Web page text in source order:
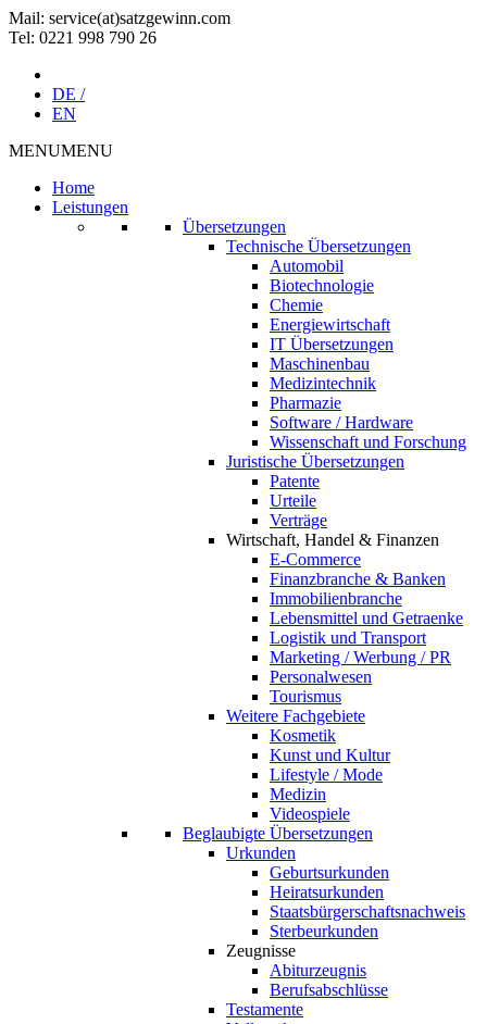
Mail: service(at)satz­gewinn.com
Tel: 0221 998 790 26
DE /
EN
MENUMENU
Home
Leistungen
Übersetzungen
Technische Übersetzungen
Automobil
Biotechnologie
Chemie
Energiewirtschaft
IT Übersetzungen
Maschinenbau
Medizintechnik
Pharmazie
Software / Hardware
Wissenschaft und Forschung
Juristische Übersetzungen
Patente
Urteile
Verträge
Wirtschaft, Handel & Finanzen
E-Commerce
Finanzbranche & Banken
Immobilienbranche
Lebensmittel und Getraenke
Logistik und Transport
Marketing / Werbung / PR
Personalwesen
Tourismus
Weitere Fachgebiete
Kosmetik
Kunst und Kultur
Lifestyle / Mode
Medizin
Videospiele
Beglaubigte Übersetzungen
Urkunden
Geburtsurkunden
Heiratsurkunden
Staatsbürgerschaftsnachweis
Sterbeurkunden
Zeugnisse
Abiturzeugnis
Berufsabschlüsse
Testamente